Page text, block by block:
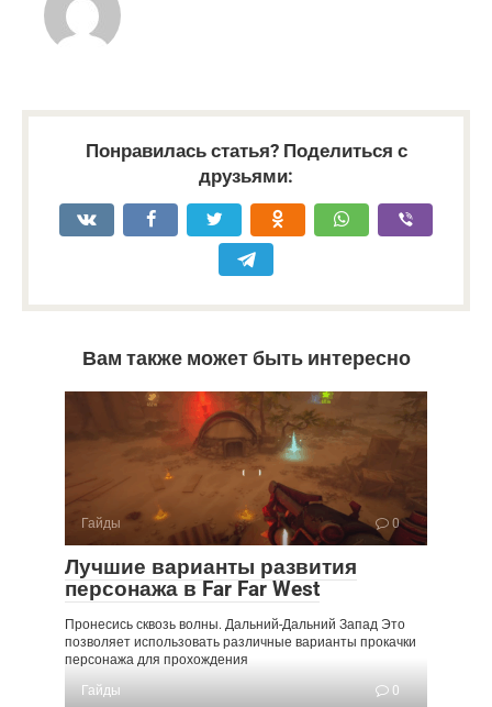
Понравилась статья? Поделиться с
друзьями:
Вам также может быть интересно
Гайды 0
Лучшие варианты развития
персонажа в Far Far West
Пронесись сквозь волны. Дальний-Дальний Запад Это
позволяет использовать различные варианты прокачки
персонажа для прохождения
Гайды
0